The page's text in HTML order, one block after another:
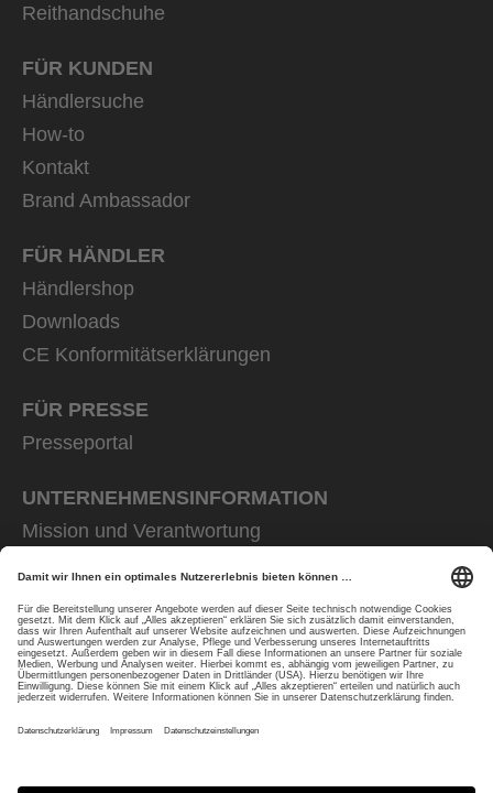
Reithandschuhe
FÜR KUNDEN
Händlersuche
How-to
Kontakt
Brand Ambassador
FÜR HÄNDLER
Händlershop
Downloads
CE Konformitätserklärungen
FÜR PRESSE
Presseportal
UNTERNEHMENS­INFORMATION
Mission und Verantwortung
Rainer Winter Stiftung
Karriere
Datenschutz